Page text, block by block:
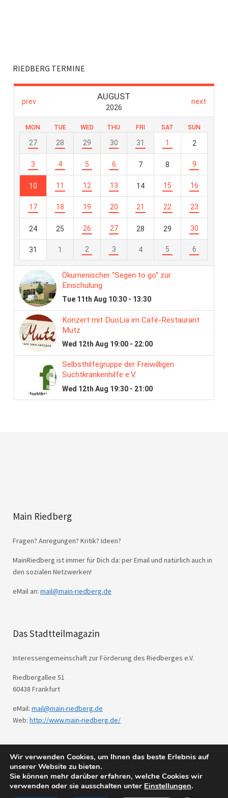
RIEDBERG TERMINE
Main Riedberg
Fragen? Anregungen? Kritik? Ideen?
MainRiedberg ist immer für Dich da: per Email und natürlich auch in
den sozialen Netzwerken!
eMail an: mail@main-riedberg.de
Das Stadtteilmagazin
Interessengemeinschaft zur Förderung des Riedberges e.V.
Riedbergallee 51
60438 Frankfurt
eMail: mail@main-riedberg.de
Web: http://www.main-riedberg.de/
© 2026 Main Riedberg.
Theme: Weta vonElmastudio.
Wir verwenden Cookies, um Ihnen das beste Erlebnis auf
unserer Website zu bieten.
Sie können mehr darüber erfahren, welche Cookies wir
verwenden oder sie ausschalten unter Einstellungen.